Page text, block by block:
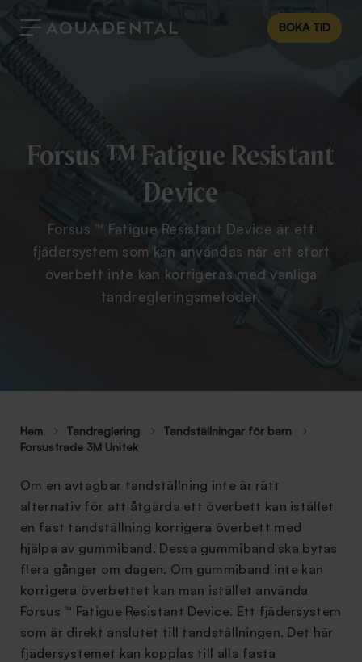
BOKA TID
Forsus ™ Fatigue Resistant
Device
Forsus ™ Fatigue Resistant Device är ett
fjädersystem som kan användas när ett stort
överbett inte kan korrigeras med vanliga
tandregleringsmetoder.
Hem Tandreglering
Tandställningar för barn
Forsustrade 3M Unitek
Om en avtagbar tandställning inte är rätt
alternativ för att åtgärda ett överbett kan istället
en fast tandställning korrigera överbett med
hjälpa av gummiband. Dessa gummiband ska bytas
flera gånger om dagen. Om gummiband inte kan
korrigera överbettet kan man istället använda
Forsus ™ Fatigue Resistant Device. Ett fjädersystem
som är direkt anslutet till tandställningen. Det här
fjädersystemet kan kopplas till alla fasta